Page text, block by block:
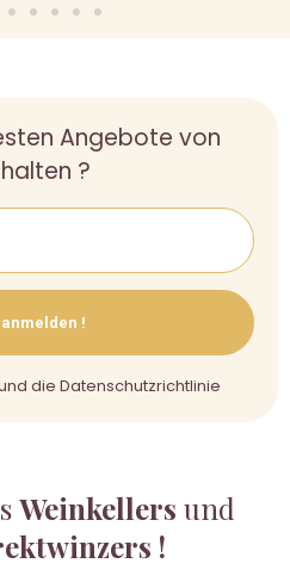
Weinkellers und
!
Angebote von
?
!
die Datenschutzrichtlinie